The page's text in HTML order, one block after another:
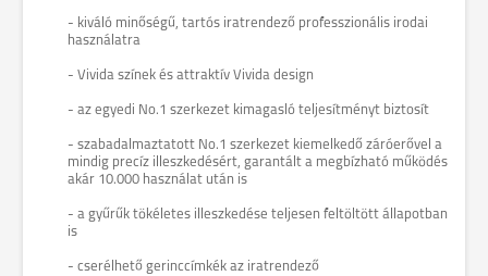
- kiváló minőségű, tartós iratrendező professzionális irodai
használatra
- Vivida színek és attraktív Vivida design
- az egyedi No.1 szerkezet kimagasló teljesítményt biztosít
- szabadalmaztatott No.1 szerkezet kiemelkedő záróerővel a
mindig precíz illeszkedésért, garantált a megbízható működés
akár 10.000 használat után is
- a gyűrűk tökéletes illeszkedése teljesen feltöltött állapotban
is
- cserélhető gerinccímkék az iratrendező